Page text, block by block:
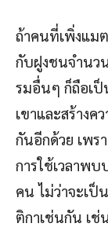
ถ้าคนที่เพิ่งแม
กับฝูงชนจำนว
รมอื่นๆ ก็ถือเป็
เขาและสร้าง
กันอีกด้วย เพร
การใช้เวลาพ
คน ไม่ว่าจะเป็
ติกาเช่นกัน เช่